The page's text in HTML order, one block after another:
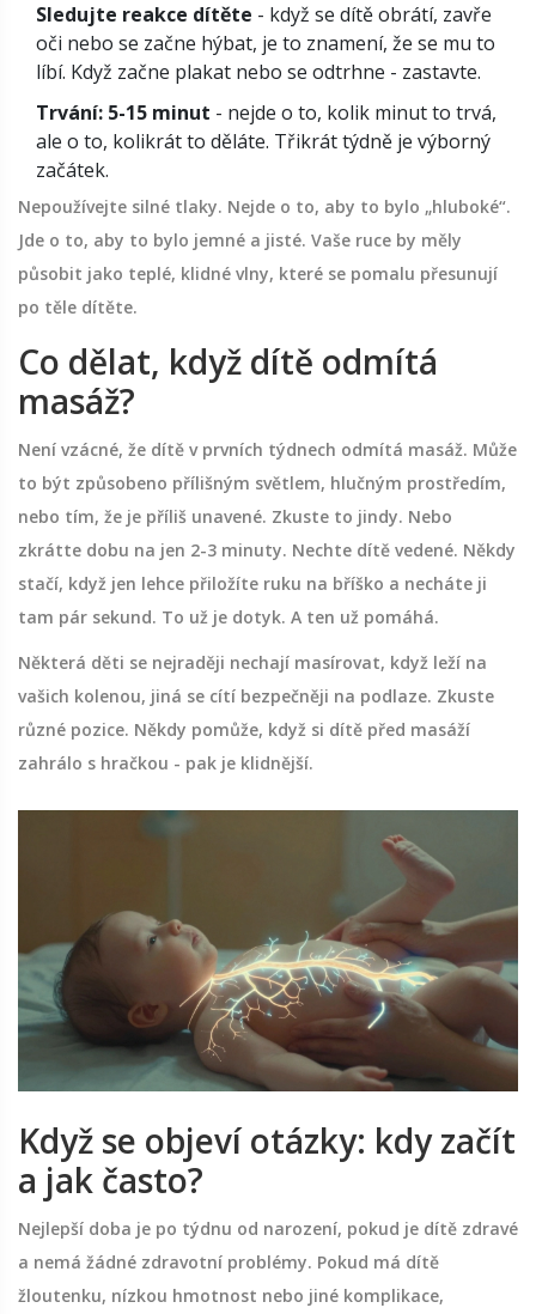
Sledujte reakce dítěte - když se dítě obrátí, zavře
oči nebo se začne hýbat, je to znamení, že se mu to
líbí. Když začne plakat nebo se odtrhne - zastavte.
Trvání: 5-15 minut - nejde o to, kolik minut to trvá,
ale o to, kolikrát to děláte. Třikrát týdně je výborný
začátek.
Nepoužívejte silné tlaky. Nejde o to, aby to bylo „hluboké“.
Jde o to, aby to bylo jemné a jisté. Vaše ruce by měly
působit jako teplé, klidné vlny, které se pomalu přesunují
po těle dítěte.
Co dělat, když dítě odmítá
masáž?
Není vzácné, že dítě v prvních týdnech odmítá masáž. Může
to být způsobeno přílišným světlem, hlučným prostředím,
nebo tím, že je příliš unavené. Zkuste to jindy. Nebo
zkrátte dobu na jen 2-3 minuty. Nechte dítě vedené. Někdy
stačí, když jen lehce přiložíte ruku na bříško a necháte ji
tam pár sekund. To už je dotyk. A ten už pomáhá.
Některá děti se nejraději nechají masírovat, když leží na
vašich kolenou, jiná se cítí bezpečněji na podlaze. Zkuste
různé pozice. Někdy pomůže, když si dítě před masáží
zahrálo s hračkou - pak je klidnější.
Když se objeví otázky: kdy začít
a jak často?
Nejlepší doba je po týdnu od narození, pokud je dítě zdravé
a nemá žádné zdravotní problémy. Pokud má dítě
žloutenku, nízkou hmotnost nebo jiné komplikace,